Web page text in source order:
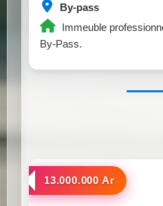
By-pass
Immeuble
By-Pass.
a louer
13.000.000 Ar